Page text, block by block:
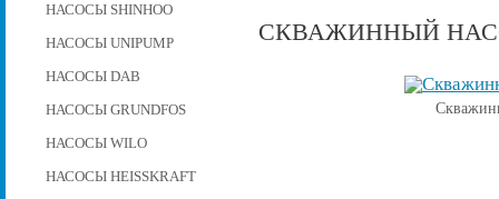
НАСОСЫ SHINHOO
НАСОСЫ UNIPUMP
НАСОСЫ DAB
НАСОСЫ GRUNDFOS
НАСОСЫ WILO
НАСОСЫ HEISSKRAFT
СКВАЖИННЫЙ